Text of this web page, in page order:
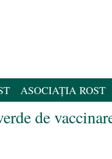
ASOCIAȚIA ROST
de